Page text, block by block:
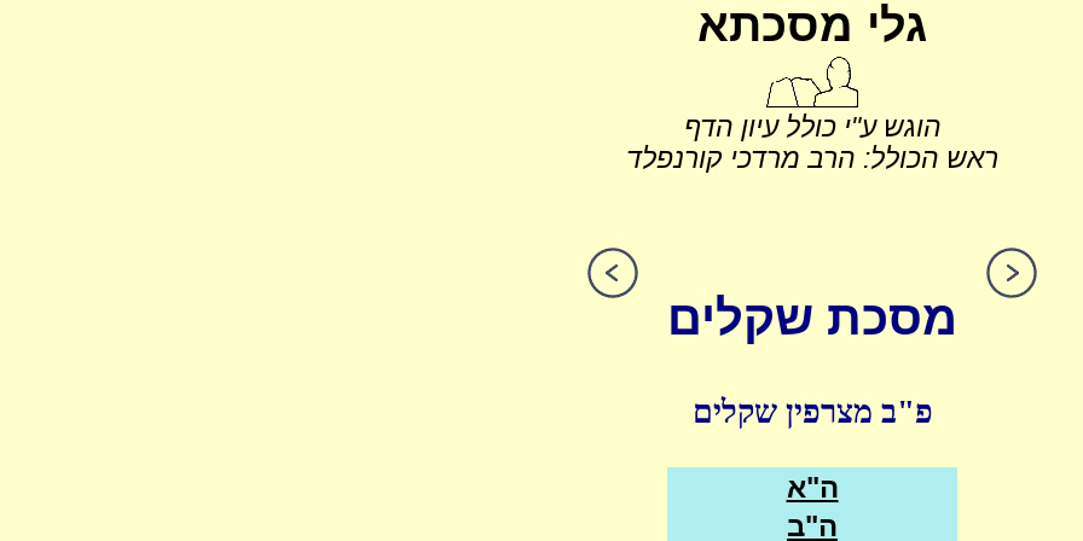
גלי מסכתא
הוגש ע"י כולל עיון הדף
ראש הכולל: הרב מרדכי קורנפלד
מסכת שקלים
פ"ב מצרפין שקלים
ה"א
ה"ב